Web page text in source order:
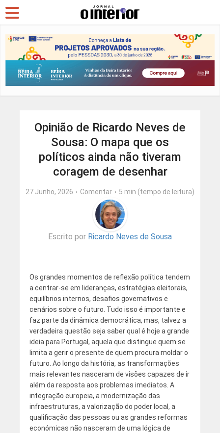
Opinião de Ricardo Neves de
Sousa: O mapa que os
políticos ainda não tiveram
coragem de desenhar
27 Junho, 2026 Comentar 5 min (tempo de leitura)
Escrito por Ricardo Neves de Sousa
Os grandes momentos de reflexão política tendem
a centrar-se em lideranças, estratégias eleitorais,
equilíbrios internos, desafios governativos e
cenários sobre o futuro. Tudo isso é importante e
faz parte da dinâmica democrática, mas, talvez a
verdadeira questão seja saber qual é hoje a grande
ideia para Portugal, aquela que distingue quem se
limita a gerir o presente de quem procura moldar o
futuro. Ao longo da história, as transformações
mais relevantes nasceram de visões capazes de ir
além da resposta aos problemas imediatos. A
integração europeia, a modernização das
infraestruturas, a valorização do poder local, a
qualificação das pessoas ou as grandes reformas
económicas não nasceram de uma lógica de